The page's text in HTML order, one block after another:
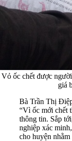
Vỏ ốc chết được
giá
Bà Trần Thị
“Vì ốc mới chết
thông tin. Sắp
nghiệp xác
cho huyện